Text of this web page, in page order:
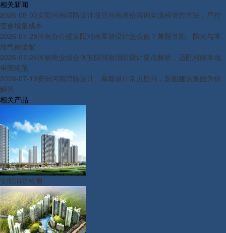
相关新闻
2026-08-03安阳河南消防设计项目河南造价咨询全流程管控方法，严控
变更增量成本
2026-07-29河南办公楼安阳河南幕墙设计怎么做？兼顾节能、防火与本
地气候适配
2026-07-24河南商业综合体安阳河南消防设计要点解析，适配河南本地
审图规范
2026-07-19安阳河南消防设计、幕墙设计常见疑问，新图建设集团为你
解答
相关产品
安阳消防检测